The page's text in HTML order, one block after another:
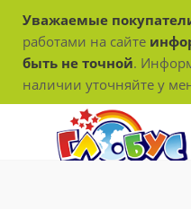
Уважаемые
работами на сайте
быть не точной.
наличии уточняйте у